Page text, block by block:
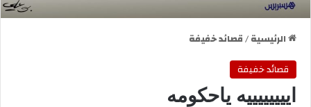
الرئيسية/قصائد خفيفة
قصائد خفيفة
اييييييييه ياحكومه